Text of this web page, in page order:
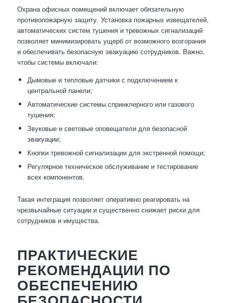
Охрана офисных помещений включает обязательную
противопожарную защиту. Установка пожарных извещателей,
автоматических систем тушения и тревожных сигнализаций
позволяет минимизировать ущерб от возможного возгорания
и обеспечивать безопасную эвакуацию сотрудников. Важно,
чтобы системы включали:
Дымовые и тепловые датчики с подключением к
центральной панели;
Автоматические системы спринклерного или газового
тушения;
Звуковые и световые оповещатели для безопасной
эвакуации;
Кнопки тревожной сигнализации для экстренной помощи;
Регулярное техническое обслуживание и тестирование
всех компонентов.
Такая интеграция позволяет оперативно реагировать на
чрезвычайные ситуации и существенно снижает риски для
сотрудников и имущества.
ПРАКТИЧЕСКИЕ
РЕКОМЕНДАЦИИ ПО
ОБЕСПЕЧЕНИЮ